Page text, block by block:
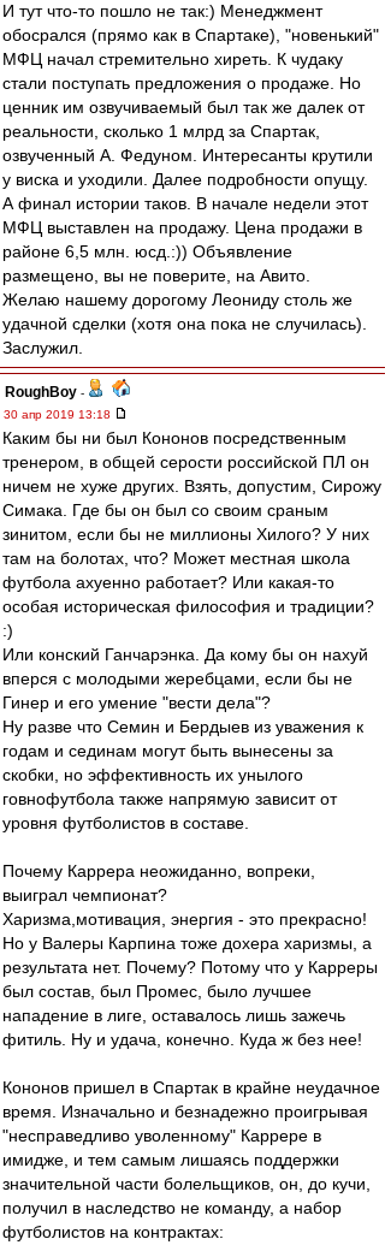
И тут что-то пошло не так:) Менеджмент
обосрался (прямо как в Спартаке), "новенький"
МФЦ начал стремительно хиреть. К чудаку
стали поступать предложения о продаже. Но
ценник им озвучиваемый был так же далек от
реальности, сколько 1 млрд за Спартак,
озвученный А. Федуном. Интересанты крутили
у виска и уходили. Далее подробности опущу.
А финал истории таков. В начале недели этот
МФЦ выставлен на продажу. Цена продажи в
районе 6,5 млн. юсд.:)) Объявление
размещено, вы не поверите, на Авито.
Желаю нашему дорогому Леониду столь же
удачной сделки (хотя она пока не случилась).
Заслужил.
RoughBoy -
30 апр 2019 13:18
Каким бы ни был Кононов посредственным
тренером, в общей серости российской ПЛ он
ничем не хуже других. Взять, допустим, Сирожу
Симака. Где бы он был со своим сраным
зинитом, если бы не миллионы Хилого? У них
там на болотах, что? Может местная школа
футбола ахуенно работает? Или какая-то
особая историческая философия и традиции?
:)
Или конский Ганчарэнка. Да кому бы он нахуй
вперся с молодыми жеребцами, если бы не
Гинер и его умение "вести дела"?
Ну разве что Семин и Бердыев из уважения к
годам и сединам могут быть вынесены за
скобки, но эффективность их унылого
говнофутбола также напрямую зависит от
уровня футболистов в составе.
Почему Каррера неожиданно, вопреки,
выиграл чемпионат?
Харизма,мотивация, энергия - это прекрасно!
Но у Валеры Карпина тоже дохера харизмы, а
результата нет. Почему? Потому что у Карреры
был состав, был Промес, было лучшее
нападение в лиге, оставалось лишь зажечь
фитиль. Ну и удача, конечно. Куда ж без нее!
Кононов пришел в Спартак в крайне неудачное
время. Изначально и безнадежно проигрывая
"несправедливо уволенному" Каррере в
имидже, и тем самым лишаясь поддержки
значительной части болельщиков, он, до кучи,
получил в наследство не команду, а набор
футболистов на контрактах: